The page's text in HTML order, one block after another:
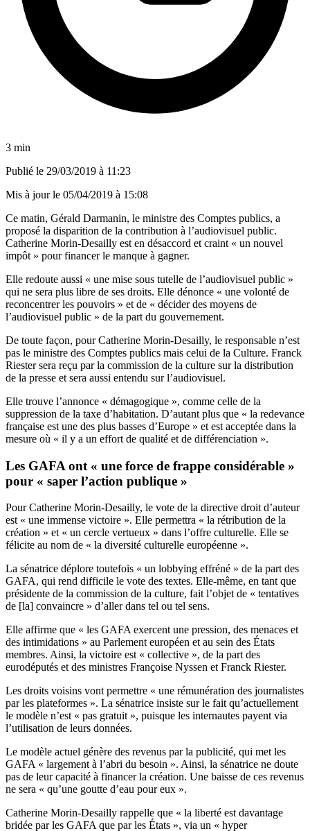
3 min
Publié le 29/03/2019 à 11:23
Mis à jour le 05/04/2019 à 15:08
Ce matin, Gérald Darmanin, le ministre des Comptes publics, a
proposé la disparition de la contribution à l’audiovisuel public.
Catherine Morin-Desailly est en désaccord et craint « un nouvel
impôt » pour financer le manque à gagner.
Elle redoute aussi « une mise sous tutelle de l’audiovisuel public »
qui ne sera plus libre de ses droits. Elle dénonce « une volonté de
reconcentrer les pouvoirs » et de « décider des moyens de
l’audiovisuel public » de la part du gouvernement.
De toute façon, pour Catherine Morin-Desailly, le responsable n’est
pas le ministre des Comptes publics mais celui de la Culture. Franck
Riester sera reçu par la commission de la culture sur la distribution
de la presse et sera aussi entendu sur l’audiovisuel.
Elle trouve l’annonce « démagogique », comme celle de la
suppression de la taxe d’habitation. D’autant plus que « la redevance
française est une des plus basses d’Europe » et est acceptée dans la
mesure où « il y a un effort de qualité et de différenciation ».
Les GAFA ont « une force de frappe considérable »
pour « saper l’action publique »
Pour Catherine Morin-Desailly, le vote de la directive droit d’auteur
est « une immense victoire ». Elle permettra « la rétribution de la
création » et « un cercle vertueux » dans l’offre culturelle. Elle se
félicite au nom de « la diversité culturelle européenne ».
La sénatrice déplore toutefois « un lobbying effréné » de la part des
GAFA, qui rend difficile le vote des textes. Elle-même, en tant que
présidente de la commission de la culture, fait l’objet de « tentatives
de [la] convaincre » d’aller dans tel ou tel sens.
Elle affirme que « les GAFA exercent une pression, des menaces et
des intimidations » au Parlement européen et au sein des États
membres. Ainsi, la victoire est « collective », de la part des
eurodéputés et des ministres Françoise Nyssen et Franck Riester.
Les droits voisins vont permettre « une rémunération des journalistes
par les plateformes ». La sénatrice insiste sur le fait qu’actuellement
le modèle n’est « pas gratuit », puisque les internautes payent via
l’utilisation de leurs données.
Le modèle actuel génère des revenus par la publicité, qui met les
GAFA « largement à l’abri du besoin ». Ainsi, la sénatrice ne doute
pas de leur capacité à financer la création. Une baisse de ces revenus
ne sera « qu’une goutte d’eau pour eux ».
Catherine Morin-Desailly rappelle que « la liberté est davantage
bridée par les GAFA que par les États », via un « hyper